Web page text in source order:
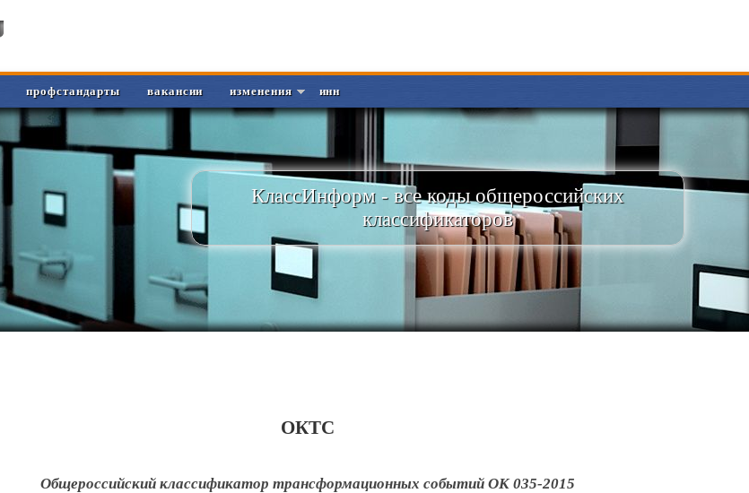
профстандарты вакансии изменения инн
КлассИнформ - все коды общероссийских
классификаторов
ОКТС
Общероссийский классификатор трансформационных событий ОК 035-2015